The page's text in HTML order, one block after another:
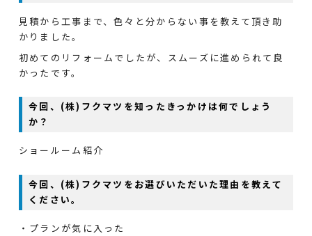
見積から工事まで、色々と分からない事を教えて頂き助
かりました。
初めてのリフォームでしたが、スムーズに進められて良
かったです。
今回、(株)フクマツを知ったきっかけは何でしょう
か？
ショールーム紹介
今回、(株)フクマツをお選びいただいた理由を教えて
ください。
・プランが気に入った